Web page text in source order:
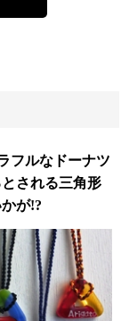
フルなドーナツ
される三角形
が!?